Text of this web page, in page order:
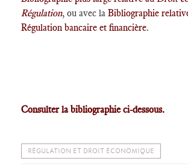
Régulation, ou avec la Bibliographie
Régulation bancaire et financière.
Consulter la bibliographie ci-dessous.
RÉGULATION ET DROIT ÉCONOMIQUE